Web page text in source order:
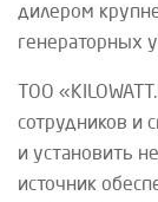
дилером
генераторных
ТОО «KILOWATT .
сотрудников и
и установить
источник